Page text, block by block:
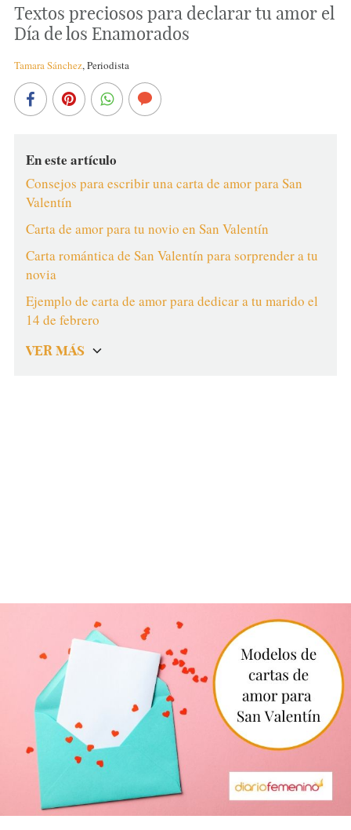
Textos preciosos para declarar tu amor el
Día de los Enamorados
Tamara Sánchez,Periodista
En este artículo
Consejos para escribir una carta de amor para San
Valentín
Carta de amor para tu novio en San Valentín
Carta romántica de San Valentín para sorprender a tu
novia
Ejemplo de carta de amor para dedicar a tu marido el
14 de febrero